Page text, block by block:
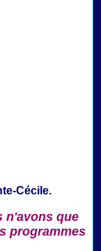
Cécile.
n'avons que
programmes